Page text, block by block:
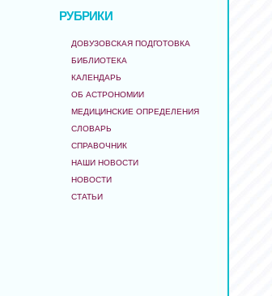
РУБРИКИ
ДОВУЗОВСКАЯ ПОДГОТОВКА
БИБЛИОТЕКА
КАЛЕНДАРЬ
ОБ АСТРОНОМИИ
МЕДИЦИНСКИЕ ОПРЕДЕЛЕНИЯ
СЛОВАРЬ
СПРАВОЧНИК
НАШИ НОВОСТИ
НОВОСТИ
СТАТЬИ